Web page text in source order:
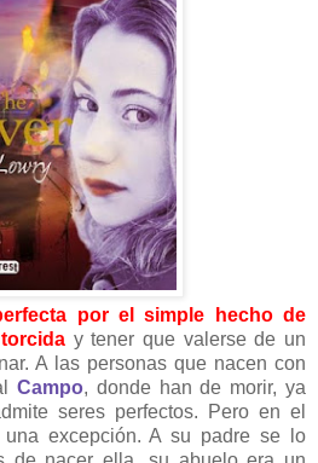
por el simple hecho de
y tener que valerse de un
A las personas que nacen con
Campo, donde han de morir, ya
seres perfectos. Pero en el
excepción. A su padre se lo